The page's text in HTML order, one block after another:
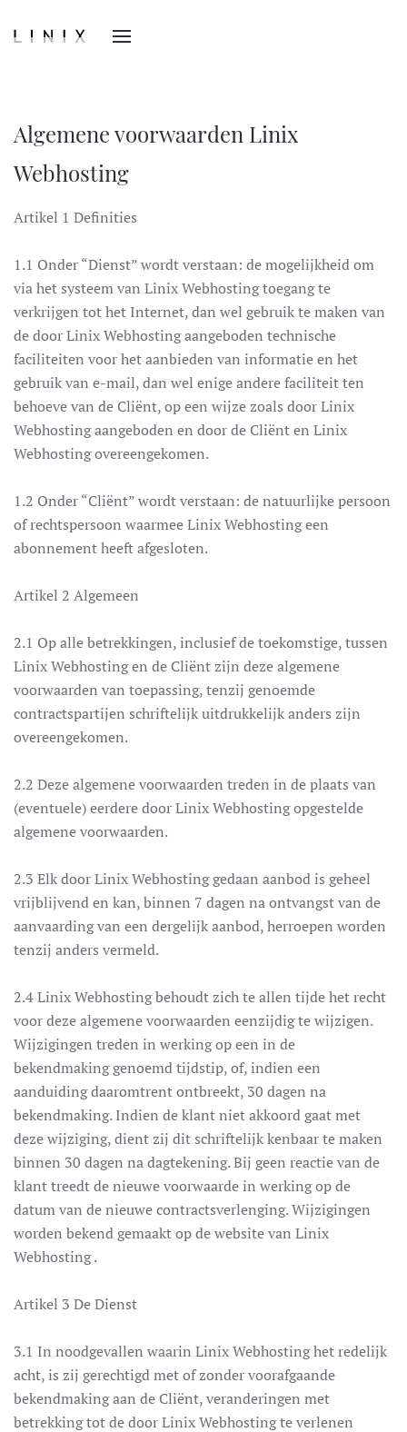
Algemene voorwaarden Linix
Webhosting
Artikel 1 Definities
1.1 Onder “Dienst” wordt verstaan: de mogelijkheid om
via het systeem van Linix Webhosting toegang te
verkrijgen tot het Internet, dan wel gebruik te maken van
de door Linix Webhosting aangeboden technische
faciliteiten voor het aanbieden van informatie en het
gebruik van e-mail, dan wel enige andere faciliteit ten
behoeve van de Cliënt, op een wijze zoals door Linix
Webhosting aangeboden en door de Cliënt en Linix
Webhosting overeengekomen.
1.2 Onder “Cliënt” wordt verstaan: de natuurlijke persoon
of rechtspersoon waarmee Linix Webhosting een
abonnement heeft afgesloten.
Artikel 2 Algemeen
2.1 Op alle betrekkingen, inclusief de toekomstige, tussen
Linix Webhosting en de Cliënt zijn deze algemene
voorwaarden van toepassing, tenzij genoemde
contractspartijen schriftelijk uitdrukkelijk anders zijn
overeengekomen.
2.2 Deze algemene voorwaarden treden in de plaats van
(eventuele) eerdere door Linix Webhosting opgestelde
algemene voorwaarden.
2.3 Elk door Linix Webhosting gedaan aanbod is geheel
vrijblijvend en kan, binnen 7 dagen na ontvangst van de
aanvaarding van een dergelijk aanbod, herroepen worden
tenzij anders vermeld.
2.4 Linix Webhosting behoudt zich te allen tijde het recht
voor deze algemene voorwaarden eenzijdig te wijzigen.
Wijzigingen treden in werking op een in de
bekendmaking genoemd tijdstip, of, indien een
aanduiding daaromtrent ontbreekt, 30 dagen na
bekendmaking. Indien de klant niet akkoord gaat met
deze wijziging, dient zij dit schriftelijk kenbaar te maken
binnen 30 dagen na dagtekening. Bij geen reactie van de
klant treedt de nieuwe voorwaarde in werking op de
datum van de nieuwe contractsverlenging. Wijzigingen
worden bekend gemaakt op de website van Linix
Webhosting .
Artikel 3 De Dienst
3.1 In noodgevallen waarin Linix Webhosting het redelijk
acht, is zij gerechtigd met of zonder voorafgaande
bekendmaking aan de Cliënt, veranderingen met
betrekking tot de door Linix Webhosting te verlenen